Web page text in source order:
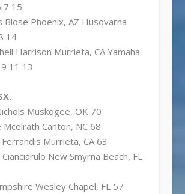
7 15
Blose Phoenix, AZ Husqvarna
14
Harrison Murrieta, CA Yamaha
11 13
Muskogee, OK 70
Mcelrath Canton, NC 68
Murrieta, CA 63
New Smyrna Beach, FL
Wesley Chapel, FL 57